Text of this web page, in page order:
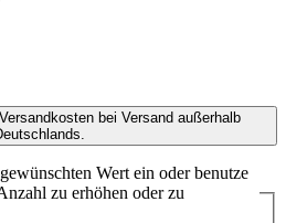
bei Versand außerhalb
Wert ein oder benutze
zu erhöhen oder zu